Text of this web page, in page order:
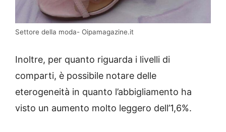
Settore della moda- Oipamagazine.it
Inoltre, per quanto riguarda i livelli di
comparti, è possibile notare delle
eterogeneità in quanto l’abbigliamento ha
visto un aumento molto leggero dell’1,6%.